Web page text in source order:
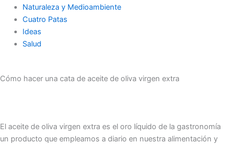
Naturaleza y Medioambiente
Cuatro Patas
Ideas
Salud
Cómo hacer una cata de aceite de oliva virgen extra
El aceite de oliva virgen extra es el oro líquido de la gastronomía
un producto que empleamos a diario en nuestra alimentación y